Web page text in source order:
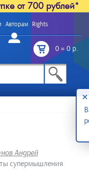
от 700 рублей*
Авторам Rights
Войти
0=0 р.
Андрей
супермышления
✕